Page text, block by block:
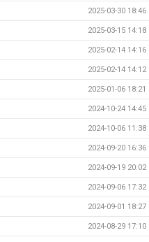
2025-03-30 18:46
2025-03-15 14:18
2025-02-14 14:16
2025-02-14 14:12
2025-01-06 18:21
2024-10-24 14:45
2024-10-06 11:38
2024-09-20 16:36
2024-09-19 20:02
2024-09-06 17:32
2024-09-01 18:27
2024-08-29 17:10